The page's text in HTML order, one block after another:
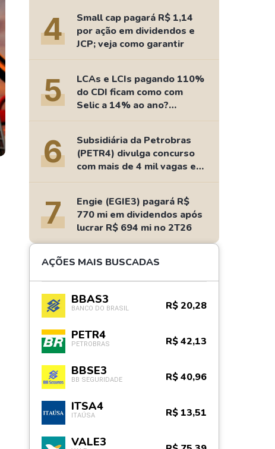
4
Small cap pagará R$ 1,14
por ação em dividendos e
JCP; veja como garantir
5
LCAs e LCIs pagando 110%
do CDI ficam como com
Selic a 14% ao ano?
Fizemos as contas
6
Subsidiária da Petrobras
(PETR4) divulga concurso
com mais de 4 mil vagas e
salários de até R$ 15 mil
7
Engie (EGIE3) pagará R$
770 mi em dividendos após
lucrar R$ 694 mi no 2T26
AÇÕES MAIS BUSCADAS
BBAS3
BANCO DO BRASIL R$ 20,28
PETR4
PETROBRAS R$ 42,13
BBSE3
BB SEGURIDADE R$ 40,96
ITSA4
ITAÚSA R$ 13,51
VALE3